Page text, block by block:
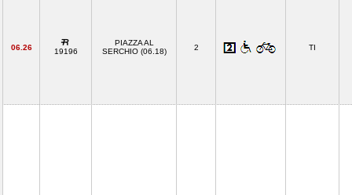
06.26 19196
PIAZZA AL
SERCHIO (06.18)
2 TI